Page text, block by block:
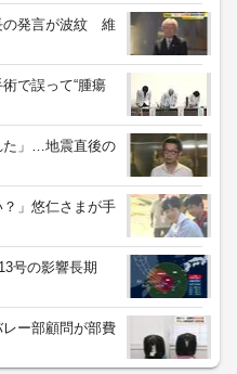
の発言が波紋 維
で誤って“腫瘍
た」…地震直後の
？」悠仁さまが手
号の影響長期
ー部顧問が部費